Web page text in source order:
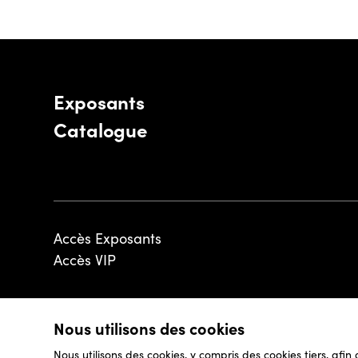
Nous utilisons des cookies
Nous utilisons des cookies, y compris des cookies tiers,
Exposants
Catalogue
Accès Exposants
Accès VIP
© 2026 - Luxembourg Art Week S.A.